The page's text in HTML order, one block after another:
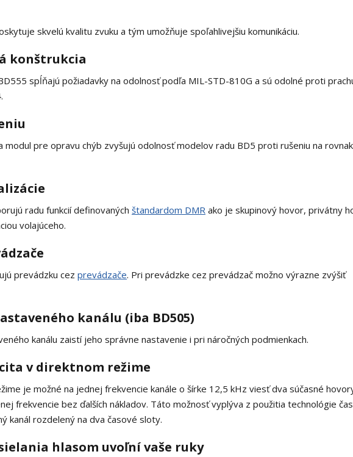
skvelú kvalitu zvuku a tým umožňuje spoľahlivejšiu komunikáciu.
konštrukcia
spĺňajú požiadavky na odolnosť podľa MIL-STD-810G a sú odolné proti
modul pre opravu chýb zvyšujú odolnosť modelov radu BD5 proti rušeniu na
radu funkcií definovaných štandardom DMR ako je skupinový hovor, privátny
volajúceho.
prevádzku cez prevádzače. Pri prevádzke cez prevádzač možno výrazne zvýšiť
kanálu (iba BD505)
kanálu zaistí jeho správne nastavenie i pri náročných podmienkach.
v direktnom režime
je možné na jednej frekvencie kanále o šírke 12,5 kHz viesť dva súčasné
frekvencie bez ďalších nákladov. Táto možnosť vyplýva z použitia technológie
kanál rozdelený na dva časové sloty.
hlasom uvoľní vaše ruky